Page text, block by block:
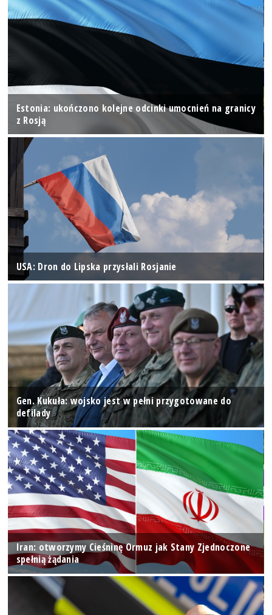
Estonia: ukończono kolejne odcinki umocnień na granicy
z Rosją
USA: Dron do Lipska przysłali Rosjanie
Gen. Kukuła: wojsko jest w pełni przygotowane do
defilady
Iran: otworzymy Cieśninę Ormuz jak Stany Zjednoczone
spełnią żądania